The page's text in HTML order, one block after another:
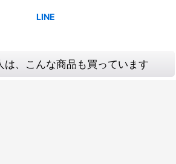
は、こんな商品も買っています